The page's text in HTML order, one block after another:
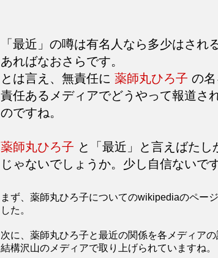
「最近」の噂は有名人なら多少はされ
あればなおさらです。
とは言え、無責任に 薬師丸ひろ子 の名
責任あるメディアでどうやって報道さ
のですね。
薬師丸ひろ子 と「最近」と言えばた
じゃないでしょうか。少し自信ないで
まず、薬師丸ひろ子についてのwikipediaのペー
した。
次に、薬師丸ひろ子と最近の関係を各メディア
結構沢山のメディアで取り上げられていますね。